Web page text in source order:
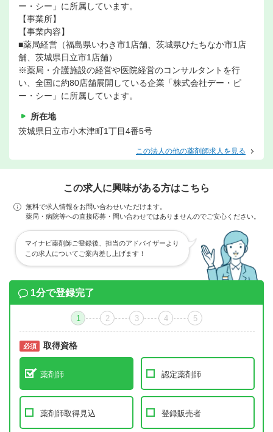
ー・シー」に所属しています。
【事業所】
【事業内容】
■薬局経営（福島県いわき市1店舗、茨城県ひたちなか市1店
舗、茨城県日立市1店舗）
※薬局・介護施設の経営や医院経営のコンサルタントを行
い、全国に約80店舗展開している企業「株式会社デー・ピ
ー・シー」に所属しています。
所在地
茨城県日立市小木津町1丁目4番5号
この法人の他の薬剤師求人を見る
この求人に興味がある方はこちら
無料で求人情報をお問い合わせいただけます。
薬局・病院等への直接応募・問い合わせではありませんのでご安心ください。
マイナビ薬剤師ご登録後、担当のアドバイザーより
この求人についてご案内差し上げます！
1分で登録完了
1 2 3 4 5
必須 取得資格
薬剤師 認定薬剤師
薬剤師取得見込 登録販売者